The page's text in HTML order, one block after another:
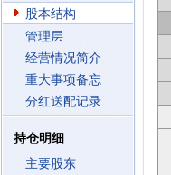
股本结构
管理层
经营情况简介
重大事项备忘
分红送配记录
持仓明细
主要股东